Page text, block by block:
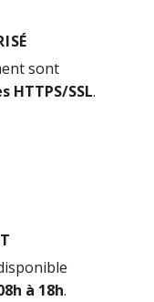
sont
HTTPS/SSL.
à 18h.